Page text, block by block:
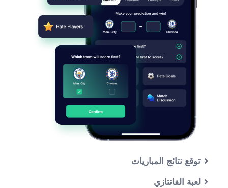
توقع نتائج المباريات
لعبة الفانتازي